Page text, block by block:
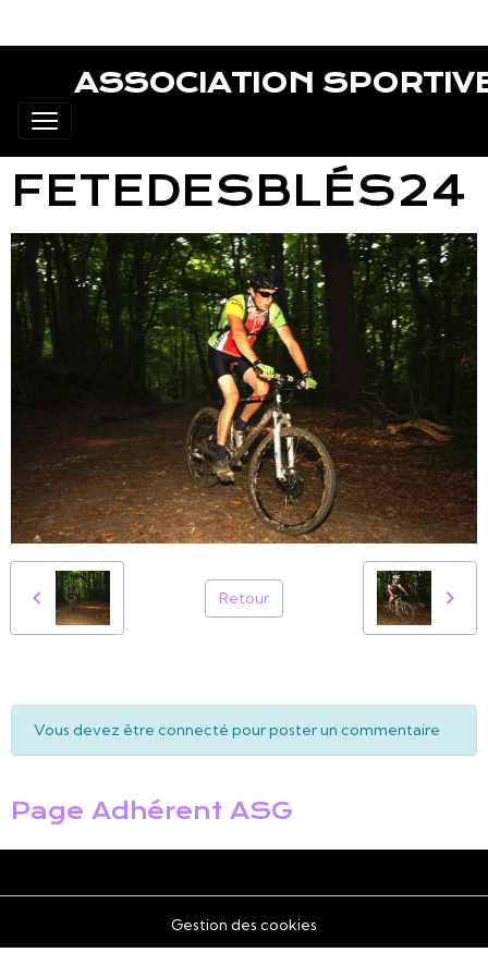
ASSOCIATION
FETEDESBLÉS24
Retour
Vous devez être connecté pour poster un commentaire
Page Adhérent ASG
Gestion des cookies